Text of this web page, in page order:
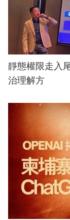
靜態權限走入
治理解方